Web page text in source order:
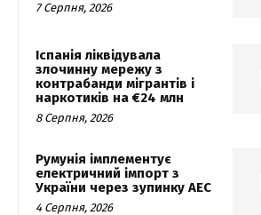
7 Серпня, 2026
Іспанія ліквідувала
злочинну мережу з
контрабанди мігрантів і
наркотиків на €24 млн
8 Серпня, 2026
Румунія імплементує
електричний імпорт з
України через зупинку АЕС
4 Серпня, 2026